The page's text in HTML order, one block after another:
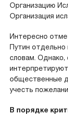
Организацию
Организация
Интересно
Путин отдельно
словам. Однако,
общественные
учесть
В порядке